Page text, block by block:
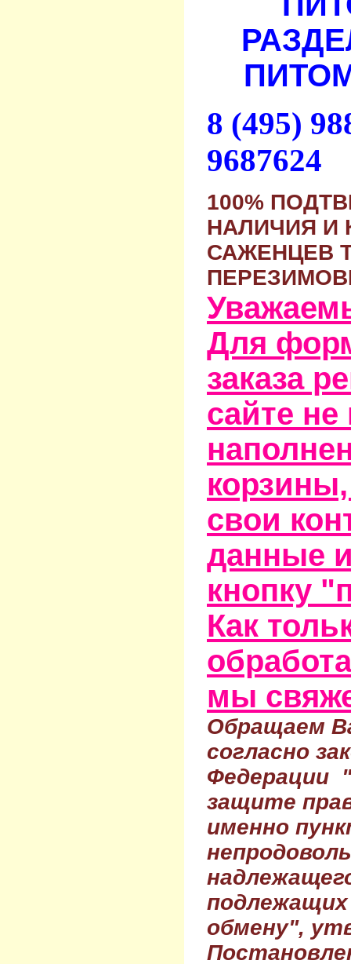
8 (495)
9687624
100%
НАЛИЧИЯ И
САЖЕНЦЕВ
Для
заказа
сайте
свои
данные
кнопку
Как
мы
Обращаем
согласно
Федерации
защите
именно
обмену",